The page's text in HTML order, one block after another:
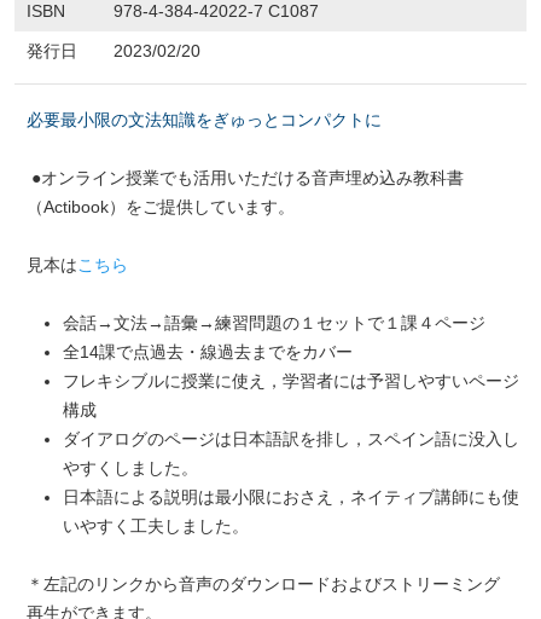
ISBN 978-4-384-42022-7 C1087
発行日 2023/02/20
必要最小限の文法知識をぎゅっとコンパクトに
●オンライン授業でも活用いただける音声埋め込み教科書
（Actibook）をご提供しています。
見本はこちら
会話→文法→語彙→練習問題の１セットで１課４ページ
全14課で点過去・線過去までをカバー
フレキシブルに授業に使え
， 学習者には予習しやすいページ
構成
ダイアログのページは日本語訳を排し ， スペイン語に没入し
やすくしました。
日本語による説明は最小限におさえ
， ネイティブ講師にも使
いやすく工夫しました。
＊左記のリンクから音声のダウンロードおよびストリーミング
再生ができます。